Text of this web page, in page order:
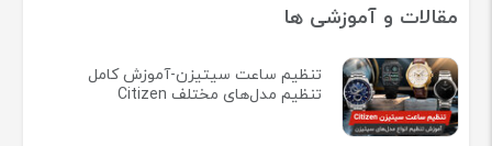
مقالات و آموزشی ها
تنظیم ساعت سیتیزن-آموزش کامل
تنظیم مدل‌های مختلف Citizen